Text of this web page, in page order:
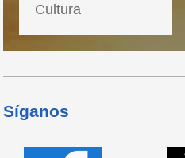
Cultura
Síganos